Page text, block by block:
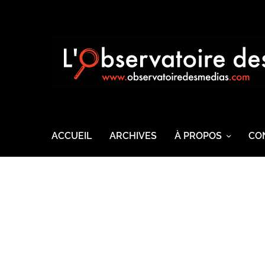
ACCUEIL ARCHIVES À PROPOS